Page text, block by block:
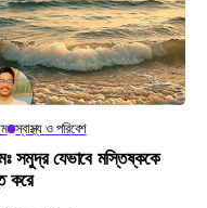
স্বাস্থ্য ও পরিবেশ
সমুদ্র যেভাবে মস্তিষ্ককে
করে